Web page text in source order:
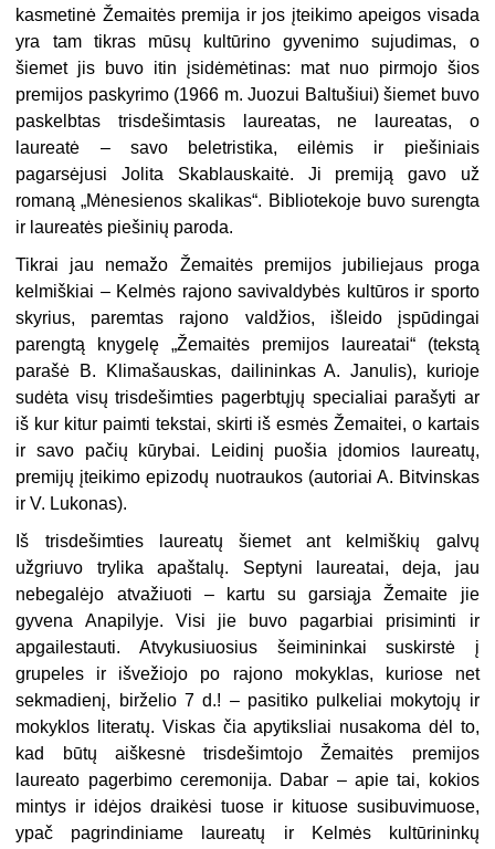
kasmetinė Žemaitės premija ir jos įteikimo apeigos visada
yra tam tikras mū­sų kultūrino gyvenimo sujudimas, o
šiemet jis buvo itin įsidėmėtinas: mat nuo pirmojo šios
premijos paskyrimo (1966 m. Juozui Baltušiui) šiemet buvo
paskelbtas trisdešimtasis laureatas, ne laureatas, o
laureatė – savo beletristika, eilėmis ir piešiniais
pagarsėjusi Jolita Skablauskaitė. Ji premiją gavo už
romaną „Mėnesienos skalikas“. Bibliotekoje buvo surengta
ir laureatės piešinių paroda.
Tikrai jau nemažo Žemaitės premijos jubiliejaus proga
kelmiš­kiai – Kelmės rajono savivaldybės kultūros ir sporto
skyrius, paremtas rajono valdžios, išleido įspūdingai
parengtą knygelę „Že­maitės premijos laureatai“ (tekstą
parašė B. Klimašauskas, dailininkas A. Janulis), kurioje
sudėta visų trisdešimties pagerbtų­jų specialiai parašyti ar
iš kur kitur paimti tekstai, skirti iš esmės Žemaitei, o kartais
ir savo pačių kūrybai. Leidinį puošia įdomios lau­reatų,
premijų įteikimo epizodų nuotraukos (autoriai A. Bitvinskas
ir V. Lukonas).
Iš trisdešimties laureatų šiemet ant kelmiškių galvų
užgriuvo try­lika apaštalų. Septyni laureatai, deja, jau
nebegalėjo atvažiuoti – kartu su garsiąja Žemaite jie
gyvena Anapilyje. Visi jie buvo pagarbiai prisiminti ir
apgailestauti. Atvykusiuosius šeimininkai suskirstė į
grupeles ir išvežiojo po rajono mokyklas, kuriose net
sekmadienį, birželio 7 d.! – pasitiko pulkeliai mokytojų ir
mokyklos literatų. Viskas čia apytiksliai nusakoma dėl to,
kad būtų aiškesnė trisdešimtojo Žemaitės premijos
laureato pagerbimo ceremonija. Dabar – apie tai, kokios
mintys ir idėjos draikėsi tuose ir kituose susibuvimuose,
ypač pagrindiniame laureatų ir Kelmės kultūrininkų